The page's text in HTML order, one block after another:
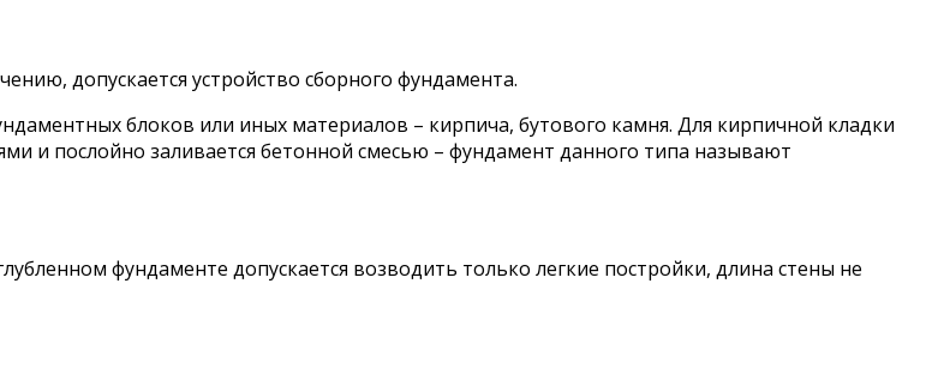
допускается устройство сборного фундамента.
блоков или иных материалов – кирпича, бутового камня. Для кирпичной кладки
и послойно заливается бетонной смесью – фундамент данного типа называют
фундаменте допускается возводить только легкие постройки, длина стены не